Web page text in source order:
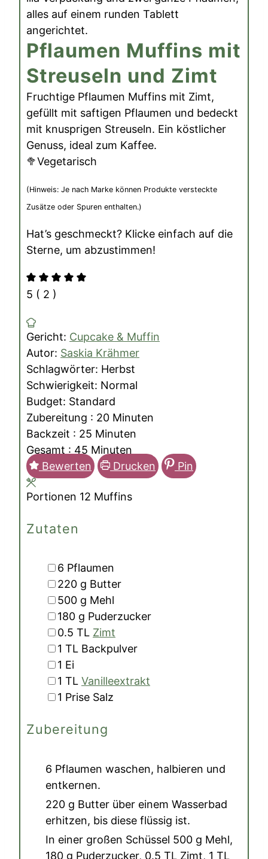
Pflaumen Muffins mit
Streuseln und Zimt
Fruchtige Pflaumen Muffins mit Zimt,
gefüllt mit saftigen Pflaumen und bedeckt
mit knusprigen Streuseln. Ein köstlicher
Genuss, ideal zum Kaffee.
🥦Vegetarisch
(Hinweis: Je nach Marke können Produkte versteckte
Zusätze oder Spuren enthalten.)
Hat’s geschmeckt? Klicke einfach auf die
Sterne, um abzustimmen!
5 ( 2 )
Gericht: Cupcake & Muffin
Autor: Saskia Krähmer
Schlagwörter: Herbst
Schwierigkeit: Normal
Budget: Standard
Zubereitung : 20Minuten
Minuten
Backzeit : 25 Minuten
Minuten
Gesamt : 45 Minuten
Minuten
Bewerten
Drucken Pin
Portionen 12 Muffins
Zutaten
▢
6 Pflaumen
▢
220 g Butter
▢
500 g Mehl
▢
180 g Puderzucker
▢
0.5 TL Zimt
▢
1 TL Backpulver
▢
1 Ei
▢
1 TL Vanilleextrakt
▢
1 Prise Salz
Zubereitung
6 Pflaumen waschen, halbieren und
entkernen.
220 g Butter über einem Wasserbad
erhitzen, bis diese flüssig ist.
In einer großen Schüssel 500 g Mehl,
180 g Puderzucker, 0.5 TL Zimt, 1 TL